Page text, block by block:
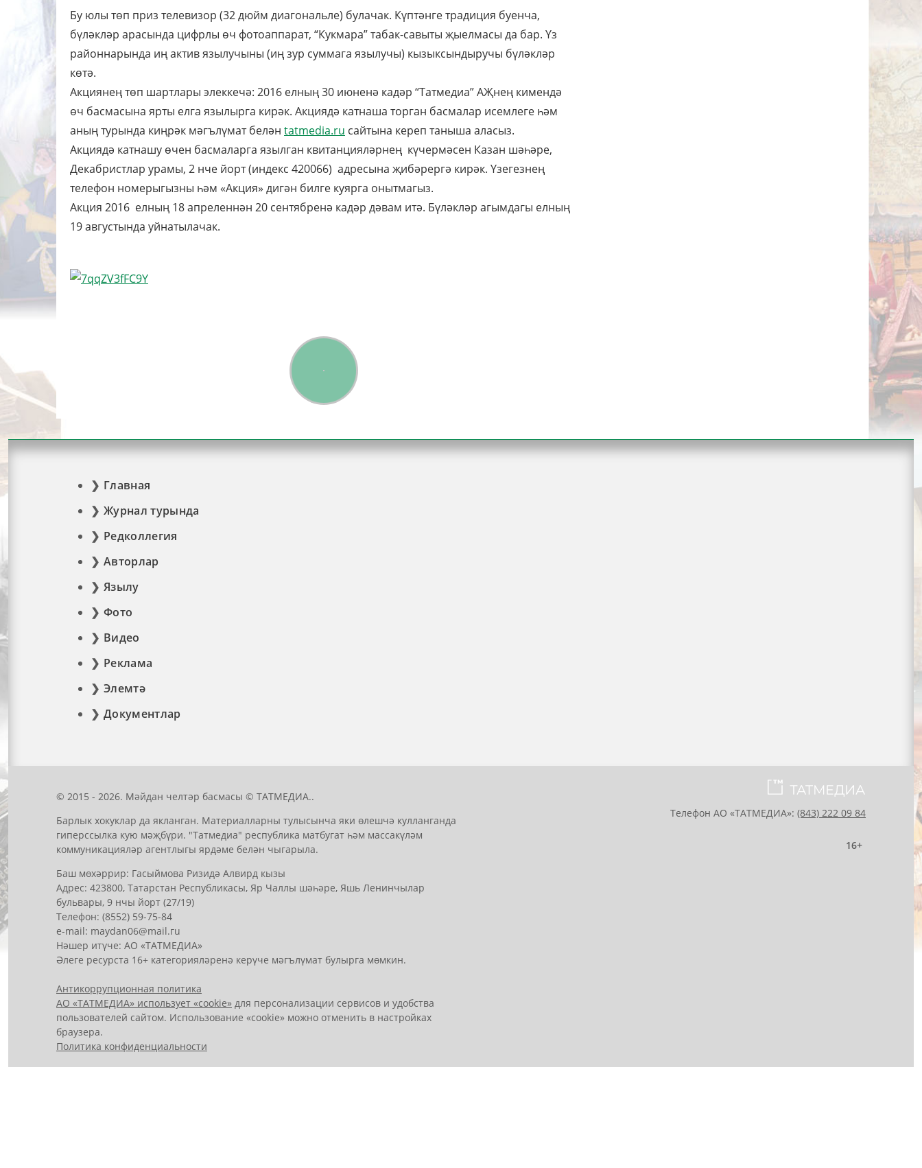
Бу юлы төп приз телевизор (32 дюйм диагональле) булачак. Күптәнге традиция буенча,
бүләкләр арасында цифрлы өч фотоаппарат, “Кукмара” табак-савыты җыелмасы да бар. Үз
районнарында иң актив язылучыны (иң зур суммага язылучы) кызыксындыручы бүләкләр
көтә.
Акциянең төп шартлары элеккечә: 2016 елның 30 июненә кадәр “Татмедиа” АҖнең кимендә
өч басмасына ярты елга язылырга кирәк. Акциядә катнаша торган басмалар исемлеге һәм
аның турында киңрәк мәгълүмат белән tatmedia.ru сайтына кереп таныша аласыз.
Акциядә катнашу өчен басмаларга язылган квитанцияләрнең күчермәсен Казан шәһәре,
Декабристлар урамы, 2 нче йорт (индекс 420066) адресына җибәрергә кирәк. Үзегезнең
телефон номерыгызны һәм «Акция» дигән билге куярга онытмагыз.
Акция 2016 елның 18 апреленнән 20 сентябренә кадәр дәвам итә. Бүләкләр агымдагы елның
19 августында уйнатылачак.
Главная
Журнал турында
Редколлегия
Авторлар
Язылу
Фото
Видео
Реклама
Элемтә
Документлар
© 2015 - 2026. Мәйдан челтәр басмасы © ТАТМЕДИА..
Барлык хокуклар да якланган. Материалларны тулысынча яки өлешчә кулланганда
гиперссылка кую мәҗбүри. "Татмедиа" республика матбугат һәм массакүләм
коммуникацияләр агентлыгы ярдәме белән чыгарыла.
Баш мөхәррир: Гасыймова Ризидә Алвирд кызы
Адрес: 423800, Татарстан Республикасы, Яр Чаллы шәһәре, Яшь Ленинчылар
бульвары, 9 нчы йорт (27/19)
Телефон: (8552) 59-75-84
е-mail: mауdаn06@mail.гu
Нәшер итүче: АО «ТАТМЕДИА»
Әлеге ресурста 16+ категорияләренә керүче мәгълүмат булырга мөмкин.
Антикоррупционная политика
АО «ТАТМЕДИА» использует «cookie» для персонализации сервисов и удобства
пользователей сайтом. Использование «cookie» можно отменить в настройках
браузера.
Политика конфиденциальности
Телефон АО «ТАТМЕДИА»: (843) 222 09 84
16+